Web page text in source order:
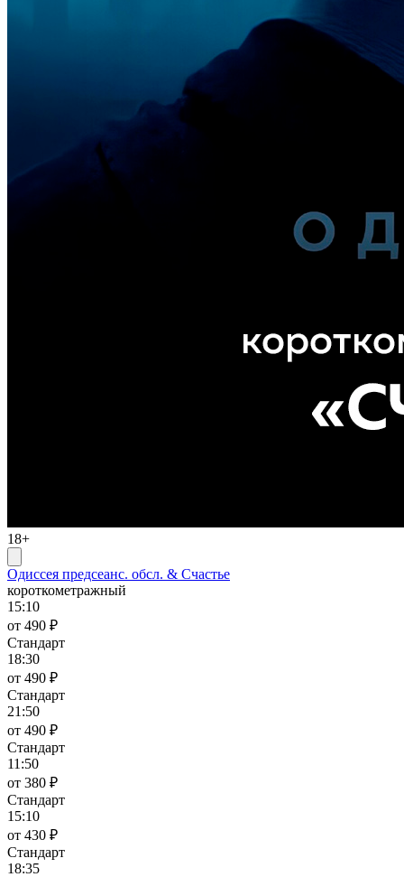
18+
Одиссея предсеанс. обсл. & Счастье
короткометражный
15:10
от 490 ₽
Стандарт
18:30
от 490 ₽
Стандарт
21:50
от 490 ₽
Стандарт
11:50
от 380 ₽
Стандарт
15:10
от 430 ₽
Стандарт
18:35